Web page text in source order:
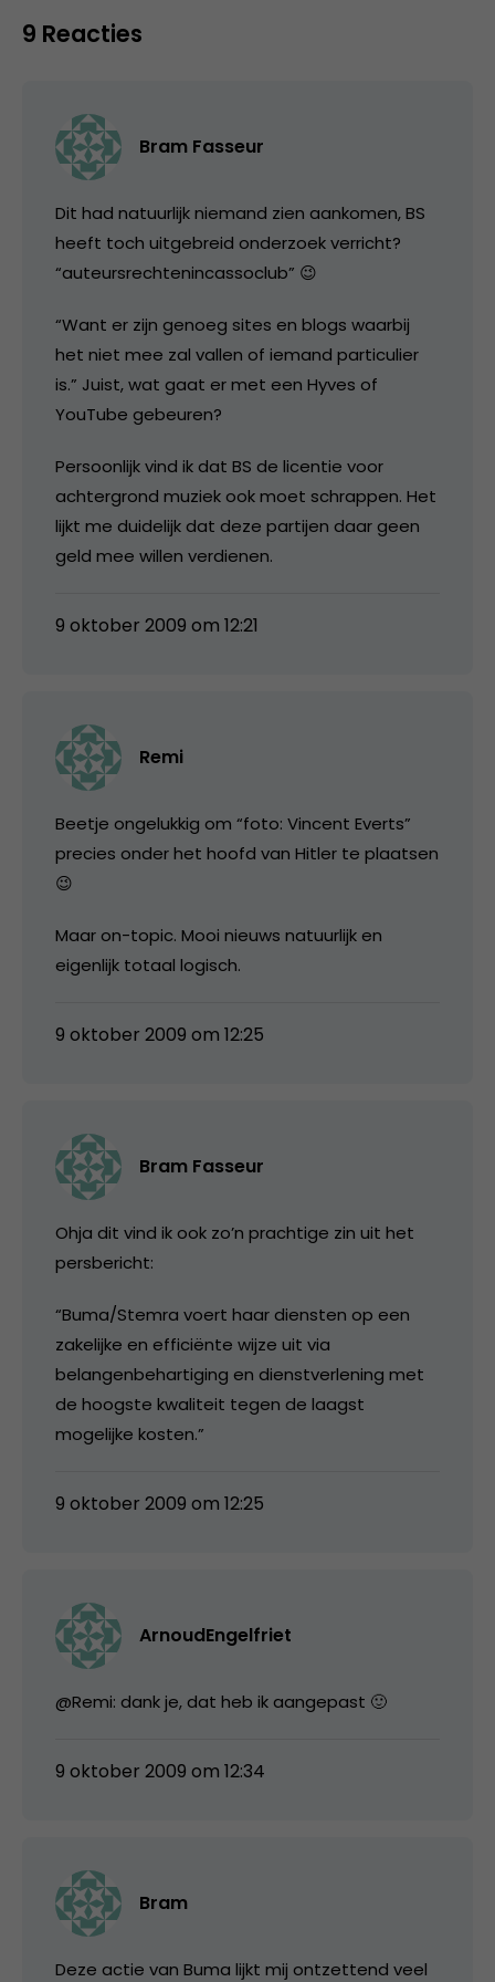
9 Reacties
Bram Fasseur
Dit had natuurlijk niemand zien aankomen, BS
heeft toch uitgebreid onderzoek verricht?
“auteursrechtenincassoclub” 😉
“Want er zijn genoeg sites en blogs waarbij
het niet mee zal vallen of iemand particulier
is.” Juist, wat gaat er met een Hyves of
YouTube gebeuren?
Persoonlijk vind ik dat BS de licentie voor
achtergrond muziek ook moet schrappen. Het
lijkt me duidelijk dat deze partijen daar geen
geld mee willen verdienen.
9 oktober 2009 om 12:21
Remi
Beetje ongelukkig om “foto: Vincent Everts”
precies onder het hoofd van Hitler te plaatsen
😉
Maar on-topic. Mooi nieuws natuurlijk en
eigenlijk totaal logisch.
9 oktober 2009 om 12:25
Bram Fasseur
Ohja dit vind ik ook zo’n prachtige zin uit het
persbericht:
“Buma/Stemra voert haar diensten op een
zakelijke en efficiënte wijze uit via
belangenbehartiging en dienstverlening met
de hoogste kwaliteit tegen de laagst
mogelijke kosten.”
9 oktober 2009 om 12:25
ArnoudEngelfriet
@Remi: dank je, dat heb ik aangepast 🙂
9 oktober 2009 om 12:34
Bram
Deze actie van Buma lijkt mij ontzettend veel